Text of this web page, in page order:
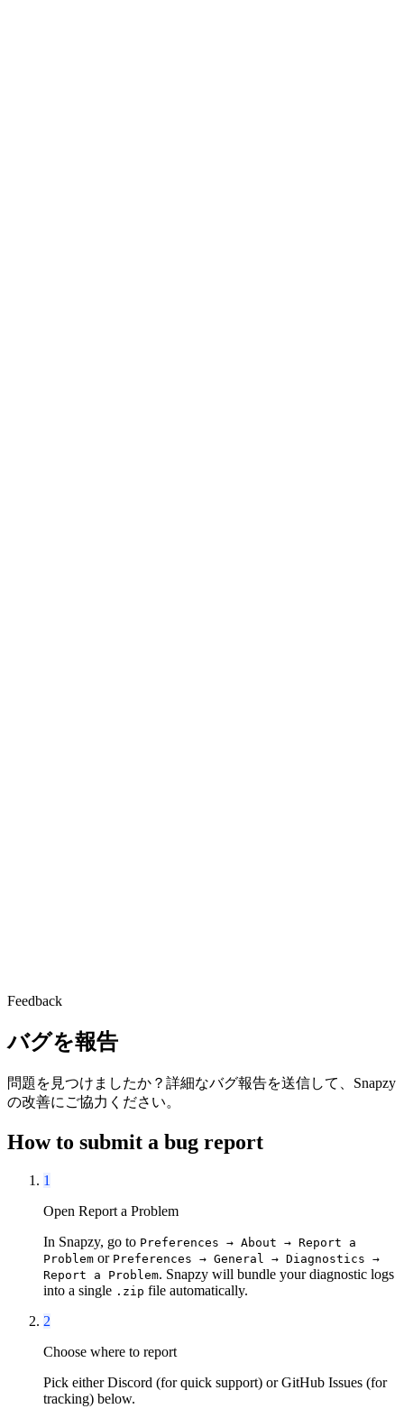
Feedback
バグを報告
問題を見つけましたか？詳細なバグ報告を送信して、Snapzy
の改善にご協力ください。
How to submit a bug report
1
Open Report a Problem
In Snapzy, go to Preferences → About → Report a
Problem or Preferences → General → Diagnostics →
Report a Problem. Snapzy will bundle your diagnostic logs
into a single .zip file automatically.
2
Choose where to report
Pick either Discord (for quick support) or GitHub Issues (for
tracking) below.